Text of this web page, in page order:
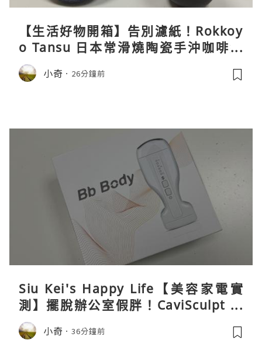
【生活好物開箱】告別濾紙！Rokkoy
o Tansu 日本常滑燒陶瓷手沖咖啡組
親身試用＆真實評價
小奇 26分鐘前
Siu Kei's Happy Life【美容家電實
測】擺脫辦公室假胖！CaviSculpt 新
一代72W高能超聲波體雕儀親身試用＆
真實評價
小奇 36分鐘前